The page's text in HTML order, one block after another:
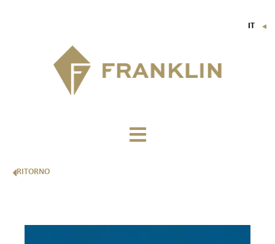
IT ▼
RITORNO